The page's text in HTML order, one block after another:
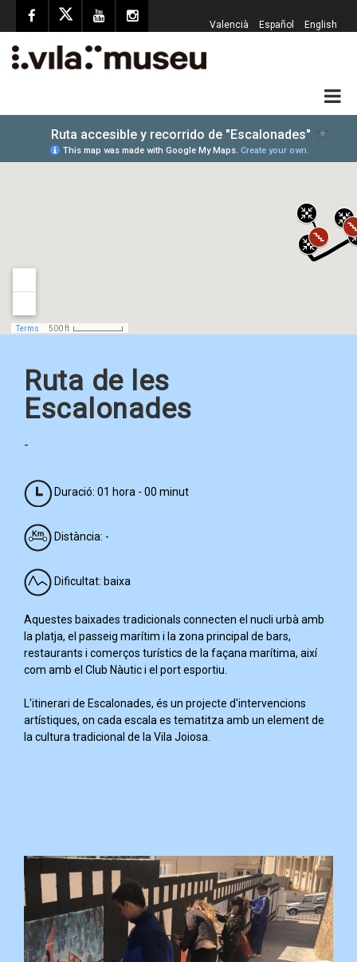
Valencià Español English
Ruta de les
Escalonades
-
Duració: 01 hora - 00 minut
Distància: -
Dificultat: baixa
Aquestes baixades tradicionals connecten el nucli urbà amb
la platja, el passeig marítim i la zona principal de bars,
restaurants i comerços turístics de la façana marítima, així
com amb el Club Nàutic i el port esportiu.
L'itinerari de Escalonades, és un projecte d'intervencions
artístiques, on cada escala es tematitza amb un element de
la cultura tradicional de la Vila Joiosa.